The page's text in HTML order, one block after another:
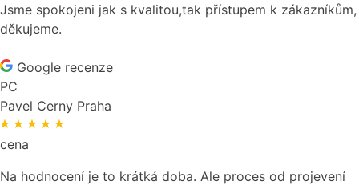
Jsme spokojeni jak s kvalitou,tak přístupem k zákazníkům,
děkujeme.
Google recenze
PC
Pavel Cerny Praha
cena
Na hodnocení je to krátká doba. Ale proces od projevení